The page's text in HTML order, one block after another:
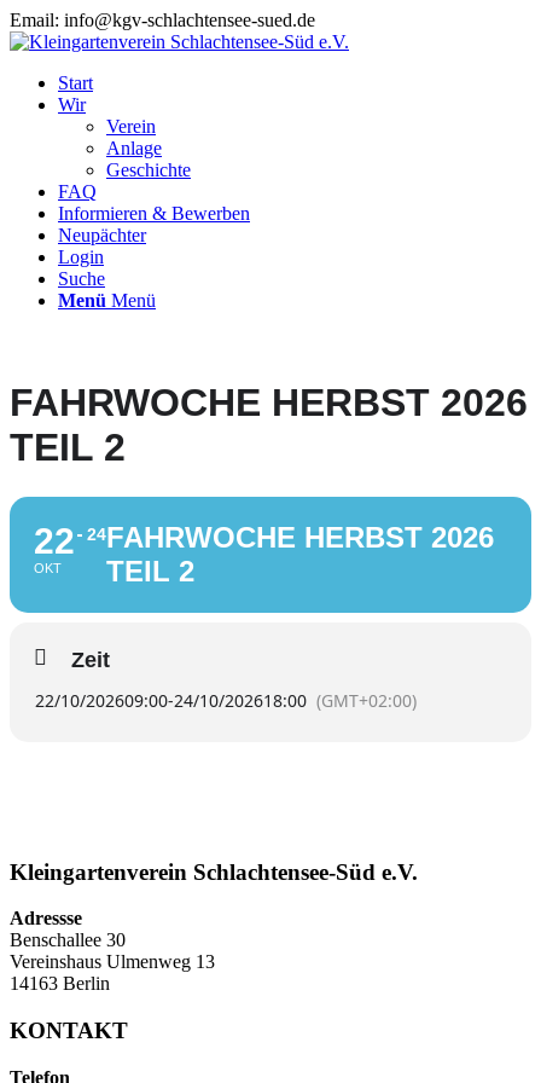
Email: info@kgv-schlachtensee-sued.de
Start
Wir
Verein
Anlage
Geschichte
FAQ
Informieren & Bewerben
Neupächter
Login
Suche
Menü Menü
FAHRWOCHE HERBST 2026
TEIL 2
22
OKT
24FAHRWOCHE HERBST 2026
TEIL 2
Zeit
22/10/202609:00-24/10/202618:00 (GMT+02:00)
Kleingartenverein Schlachtensee-Süd e.V.
Adressse
Benschallee 30
Vereinshaus Ulmenweg 13
14163 Berlin
KONTAKT
Telefon